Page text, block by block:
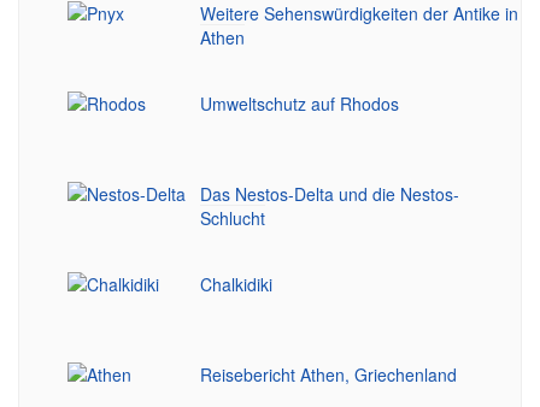
Weitere Sehenswürdigkeiten der Antike in
Athen
Umweltschutz auf Rhodos
Das Nestos-Delta und die Nestos-
Schlucht
Chalkidiki
Reisebericht Athen, Griechenland